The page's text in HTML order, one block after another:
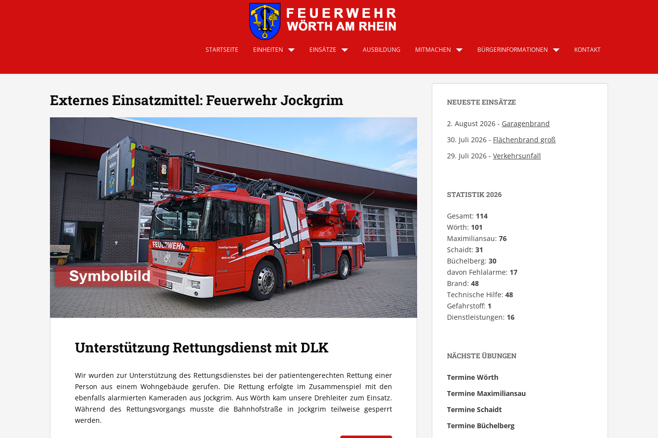
STARTSEITE EINHEITEN EINSÄTZE AUSBILDUNG MITMACHEN BÜRGERINFORMATIONEN KONTAKT
Externes Einsatzmittel:Feuerwehr Jockgrim
Unterstützung Rettungsdienst mit DLK
Wir wurden zur Unterstützung des Rettungsdienstes bei der patientengerechten Rettung einer
Person aus einem Wohngebäude gerufen. Die Rettung erfolgte im Zusammenspiel mit den
ebenfalls alarmierten Kameraden aus Jockgrim. Aus Wörth kam unsere Drehleiter zum Einsatz.
Während des Rettungsvorgangs musste die Bahnhofstraße in Jockgrim teilweise gesperrt
werden.
NEUESTE EINSÄTZE
2. August 2026 - Garagenbrand
30. Juli 2026 - Flächenbrand groß
29. Juli 2026 - Verkehrsunfall
STATISTIK 2026
Gesamt: 114
Wörth: 101
Maximiliansau: 76
Schaidt: 31
Büchelberg: 30
davon Fehlalarme: 17
Brand: 48
Technische Hilfe: 48
Gefahrstoff: 1
Dienstleistungen: 16
NÄCHSTE ÜBUNGEN
Termine Wörth
Termine Maximiliansau
Termine Schaidt
Termine Büchelberg